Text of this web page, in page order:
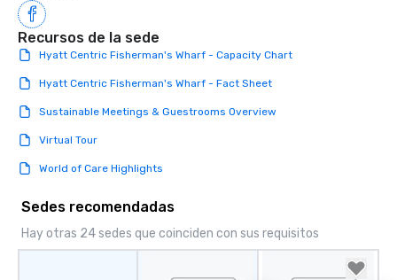
Recursos de la sede
Hyatt Centric Fisherman's Wharf - Capacity Chart
Hyatt Centric Fisherman's Wharf - Fact Sheet
Sustainable Meetings & Guestrooms Overview
Virtual Tour
World of Care Highlights
Sedes recomendadas
Hay otras 24 sedes que coinciden con sus requisitos